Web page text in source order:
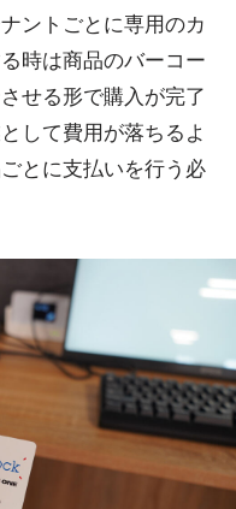
ントごとに専用のカ
時は商品のバーコー
せる形で購入が完了
して費用が落ちるよ
とに支払いを行う必